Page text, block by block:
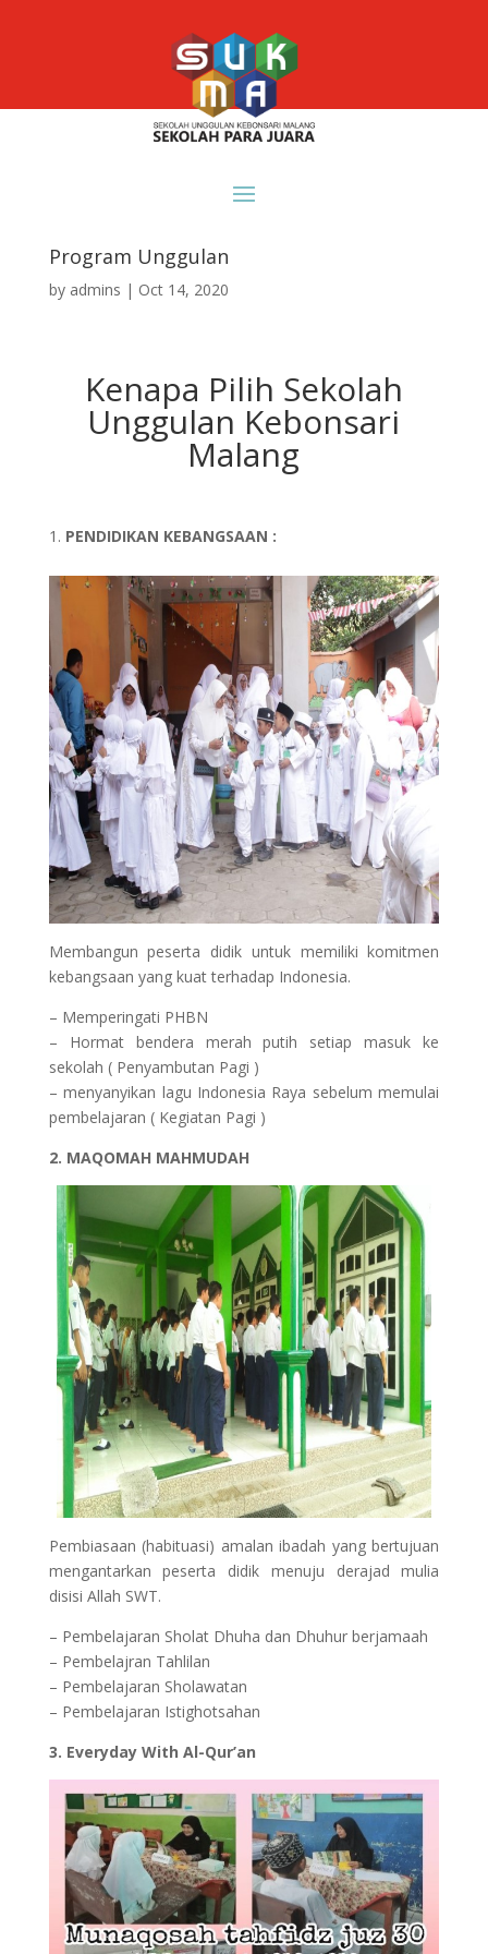
Program Unggulan
by admins | Oct 14, 2020
Kenapa Pilih Sekolah
Unggulan Kebonsari
Malang
PENDIDIKAN KEBANGSAAN :
Membangun peserta didik untuk memiliki komitmen
kebangsaan yang kuat terhadap Indonesia.
– Memperingati PHBN
– Hormat bendera merah putih setiap masuk ke
sekolah ( Penyambutan Pagi )
– menyanyikan lagu Indonesia Raya sebelum memulai
pembelajaran ( Kegiatan Pagi )
2. MAQOMAH MAHMUDAH
Pembiasaan (habituasi) amalan ibadah yang bertujuan
mengantarkan peserta didik menuju derajad mulia
disisi Allah SWT.
– Pembelajaran Sholat Dhuha dan Dhuhur berjamaah
– Pembelajran Tahlilan
– Pembelajaran Sholawatan
– Pembelajaran Istighotsahan
3. Everyday With Al-Qur’an